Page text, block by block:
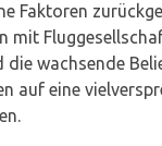
Faktoren
mit
wachsende
auf eine